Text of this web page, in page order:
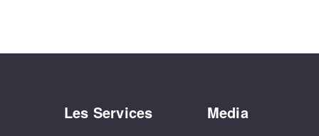
Les Services Media